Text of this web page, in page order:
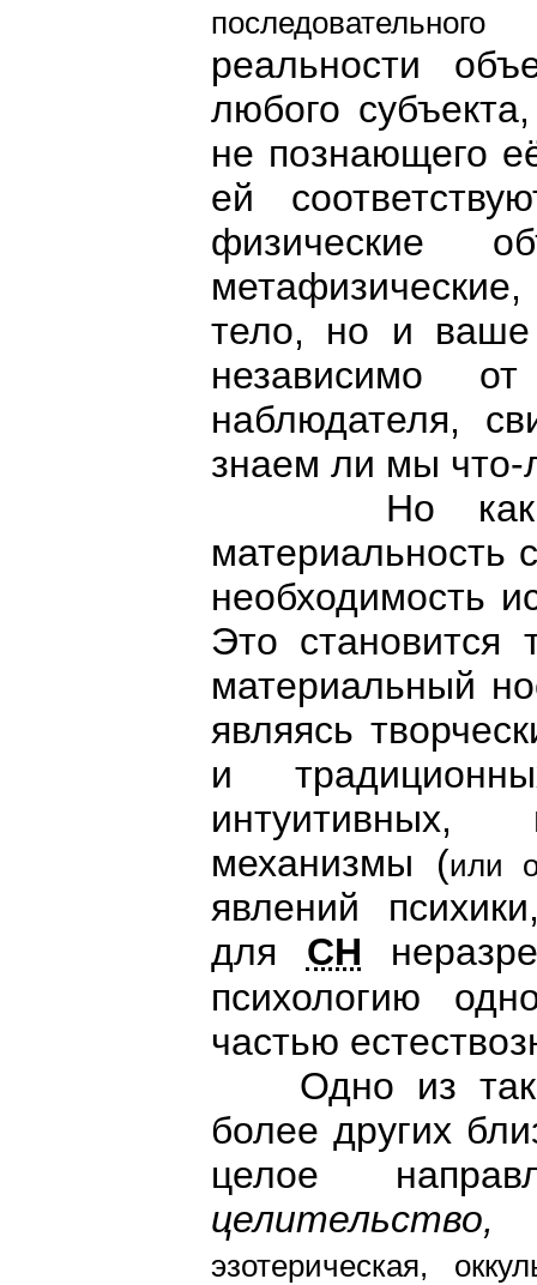
реальности
любого
не познающего
ей
физические
тело, но и ваше
независимо
наблюдателя,
знаем ли мы что-
Но как
материальность
необходимость
Это становится
материальный
являясь
и
интуитивных,
механизмы (или
явлений
для СН
психологию
частью
Одно из
более других
целое
целительство,
эзотерическая,